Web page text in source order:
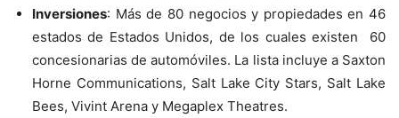
Inversiones: Más de 80 negocios y propiedades en 46
estados de Estados Unidos, de los cuales existen 60
concesionarias de automóviles. La lista incluye a Saxton
Horne Communications, Salt Lake City Stars, Salt Lake
Bees, Vivint Arena y Megaplex Theatres.